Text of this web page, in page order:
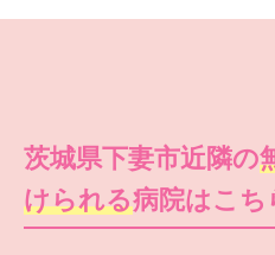
茨城県下妻市近隣の
けられる病院はこち